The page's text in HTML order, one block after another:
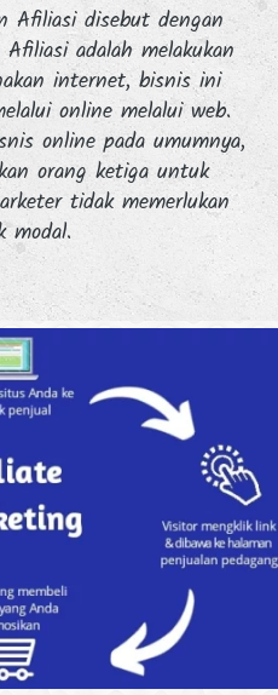
Afiliasi disebut dengan
adalah melakukan
internet, bisnis ini
online melalui web.
online pada umumnya,
orang ketiga untuk
tidak memerlukan
modal.